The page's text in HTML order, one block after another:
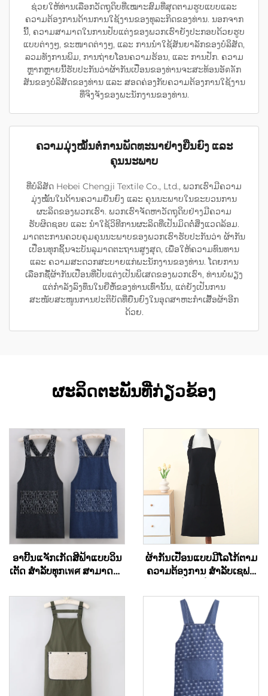
ຊ່ວຍໃຫ້ທ່ານເລືອກວັດຖຸດິບທີ່ເໝາະສົມທີ່ສຸດຕາມຮູບແບບແລະ
ຄວາມຕ້ອງການດ້ານການໃຊ້ງານຂອງທຸລະກິດຂອງທ່ານ. ນອກຈາກ
ນີ້, ຄວາມສາມາດໃນການປັບແຕ່ງຂອງພວກເຮົາຍັງປະກອບດ້ວຍຮູບ
ແບບຕ່າງໆ, ຂະໜາດຕ່າງໆ, ແລະ ການນຳໃຊ້ສັນຍາລັກຂອງບໍລິສັດ,
ລວມທັງການພິມ, ການຖ່າຍໂອນຄວາມຮ້ອນ, ແລະ ການປັກ. ຄວາມ
ຫຼາກຫຼາຍນີ້ຮັບປະກັນວ່າຜ້າກັນເປື່ອນຂອງທ່ານຈະສະທ້ອນອັตลັກ
ສັນຂອງບໍລິສັດຂອງທ່ານ ແລະ ສອດຄ່ອງກັບຄວາມຕ້ອງການໃຊ້ງານ
ທີ່ຈິງຈັງຂອງພະນັກງານຂອງທ່ານ.
ຄວາມມຸ່ງໝັ້ນຕໍ່ການພັດທະນາຢ່າງຍືນຍົງ ແລະ
ຄຸນນະພາບ
ທີ່ບໍລິສັດ Hebei Chengji Textile Co., Ltd., ພວກເຮົາມີຄວາມ
ມຸ່ງໝັ້ນໃນດ້ານຄວາມຍືນຍົງ ແລະ ຄຸນນະພາບໃນຂະບວນການ
ຜະລິດຂອງພວກເຮົາ. ພວກເຮົາຈັດຫາວັດຖຸດິບຢ່າງມີຄວາມ
ຮັບຜິດຊອບ ແລະ ນຳໃຊ້ວິທີການຜະລິດທີ່ເປັນມິດຕໍ່ສິ່ງແວດລ້ອມ.
ມາດຕະການຄວບຄຸມຄຸນນະພາບຂອງພວກເຮົາຮັບປະກັນວ່າ ຜ້າກັນ
ເປື່ອນທຸກຊິ້ນຈະບັນລຸມາດຕະຖານສູງສຸດ, ເພື່ອໃຫ້ຄວາມທົນທານ
ແລະ ຄວາມສະດວກສະບາຍແກ່ພະນັກງານຂອງທ່ານ. ໂດຍການ
ເລືອກຊື້ຜ້າກັນເປື່ອນທີ່ປັບແຕ່ງເປັນພິເສດຂອງພວກເຮົາ, ທ່ານບໍ່ພຽງ
ແຕ່ກຳລັງລົງທຶນໃນຍີ່ຫໍ້ຂອງທ່ານເທົ່ານັ້ນ, ແຕ່ຍັງເປັນການ
ສະໜັບສະໜູນການປະຕິບັດທີ່ຍືນຍົງໃນອຸດສາຫະກຳເສື້ອຜ້າອີກ
ດ້ວຍ.
ຜະລິດຕະພັນທີ່ກ່ຽວຂ້ອງ
ອາບີ້ນແຈັກເກັດສີຟ້າແບບວິນ
ເຕັດ ສຳລັບທຸກเพศ ສາມາດປັບ
ສຳລັບຮ້ານເຂົ້າຫຼື ຮ້ານກາເຟ
ຜູ້ຊົງເຮັດເຄື່ອງດື່ມ ແລະ ຜູ້
ປະກອບເຄື່ອງດື່ມ
ຜ້າກັນເປື້ອນແບບມີໂລໂກ້ຕາມ
ຄວາມຕ້ອງການ ສຳລັບເຊຟສີ
ເທີລິກ, ລະບາຍອາກາດໄດ້ດີ
ເຢັນ ປັບໄດ້ ມີຖົງ, ສຳລັບຮ້ານ
ກາເຟ, ບີບີຄິວ, ການບໍລິການ
ອາຫານ ແລະ ການເຮັດຄວາມ
ສະອາດ